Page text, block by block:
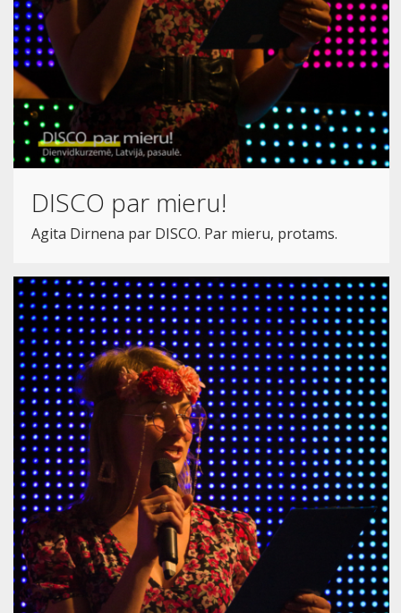
DISCO par mieru!
Agita Dirnena par DISCO. Par mieru, protams.